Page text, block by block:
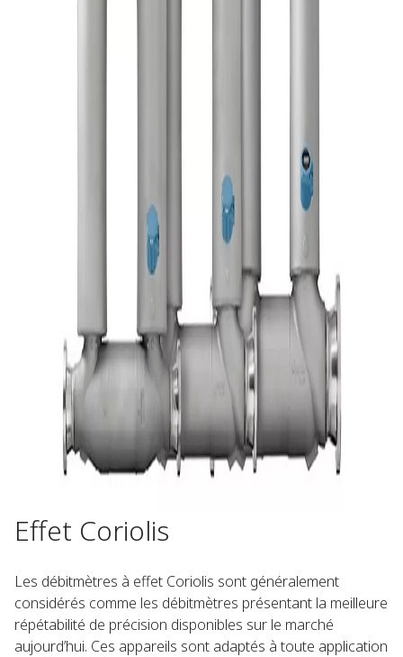
Effet Coriolis​
Les débitmètres à effet Coriolis sont généralement
considérés comme les débitmètres présentant la meilleure
répétabilité de précision disponibles sur le marché
aujourd’hui. Ces appareils sont adaptés à toute application